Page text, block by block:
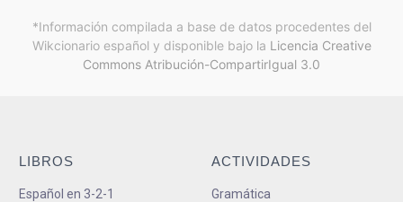
*Información compilada a base de datos procedentes del
Wikcionario español y disponible bajo la Licencia Creative
Commons Atribución-CompartirIgual 3.0
LIBROS
Español en 3-2-1
ACTIVIDADES
Gramática